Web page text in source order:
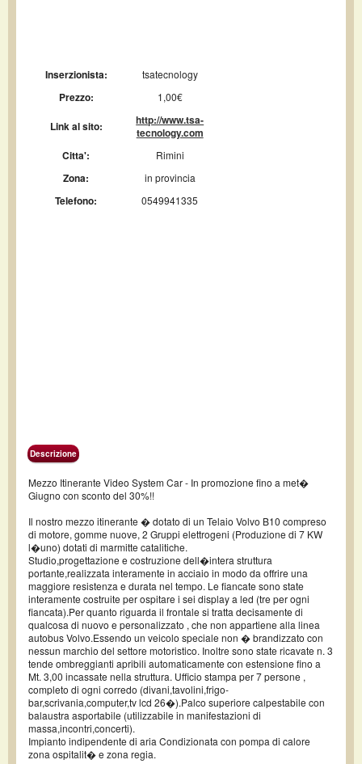
Inserzionista: tsatecnology
Prezzo: 1,00€
Link al sito:
http://www.tsa-
tecnology.com
Citta':
Rimini
Zona: in provincia
Telefono: 0549941335
Descrizione
Mezzo Itinerante Video System Car - In promozione fino a met�
Giugno con sconto del 30%!!
Il nostro mezzo itinerante � dotato di un Telaio Volvo B10 compreso
di motore, gomme nuove, 2 Gruppi elettrogeni (Produzione di 7 KW
l�uno) dotati di marmitte catalitiche.
Studio,progettazione e costruzione dell�intera struttura
portante,realizzata interamente in acciaio in modo da offrire una
maggiore resistenza e durata nel tempo. Le fiancate sono state
interamente costruite per ospitare i sei display a led (tre per ogni
fiancata).Per quanto riguarda il frontale si tratta decisamente di
qualcosa di nuovo e personalizzato , che non appartiene alla linea
autobus Volvo.Essendo un veicolo speciale non � brandizzato con
nessun marchio del settore motoristico. Inoltre sono state ricavate n. 3
tende ombreggianti apribili automaticamente con estensione fino a
Mt. 3,00 incassate nella struttura. Ufficio stampa per 7 persone ,
completo di ogni corredo (divani,tavolini,frigo-
bar,scrivania,computer,tv lcd 26�).Palco superiore calpestabile con
balaustra asportabile (utilizzabile in manifestazioni di
massa,incontri,concerti).
Impianto indipendente di aria Condizionata con pompa di calore
zona ospitalit� e zona regia.